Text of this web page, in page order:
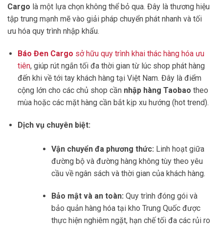
Cargo là một lựa chọn không thể bỏ qua. Đây là thương hiệu
tập trung mạnh mẽ vào giải pháp chuyển phát nhanh và tối
ưu hóa quy trình nhập khẩu.
Báo Đen Cargo sở hữu quy trình khai thác hàng hóa ưu
tiên, giúp rút ngắn tối đa thời gian từ lúc shop phát hàng
đến khi về tới tay khách hàng tại Việt Nam. Đây là điểm
cộng lớn cho các chủ shop cần nhập hàng Taobao theo
mùa hoặc các mặt hàng cần bắt kịp xu hướng (hot trend).
Dịch vụ chuyên biệt:
Vận chuyển đa phương thức: Linh hoạt giữa
đường bộ và đường hàng không tùy theo yêu
cầu về ngân sách và thời gian của khách hàng.
Bảo mật và an toàn: Quy trình đóng gói và
bảo quản hàng hóa tại kho Trung Quốc được
thực hiện nghiêm ngặt, hạn chế tối đa các rủi ro